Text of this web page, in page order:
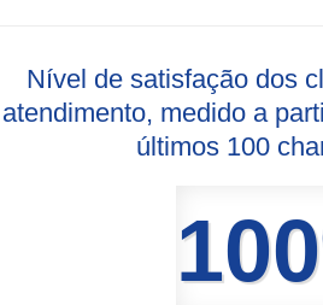
Hospedagem De Sites
Painel De Controle
Citrix XenServer Agent
Nível de satisfação dos
atendimento, medido a
últimos 100